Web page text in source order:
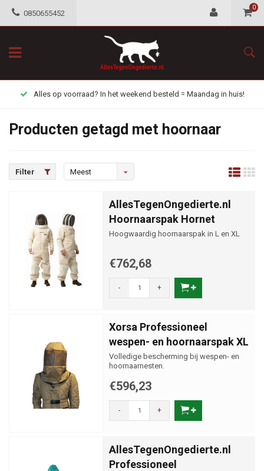
0850655452
0
Alles op voorraad? In het weekend besteld = Maandag in huis!
Producten getagd met hoornaar
Filter
Meest
AllesTegenOngedierte.nl
Hoornaarspak Hornet
Hoogwaardig hoornaarspak in L en XL
€762,68
- +
Xorsa Professioneel
wespen- en hoornaarspak XL
Volledige bescherming bij wespen- en
hoornaarnesten.
€596,23
- +
AllesTegenOngedierte.nl
Professioneel